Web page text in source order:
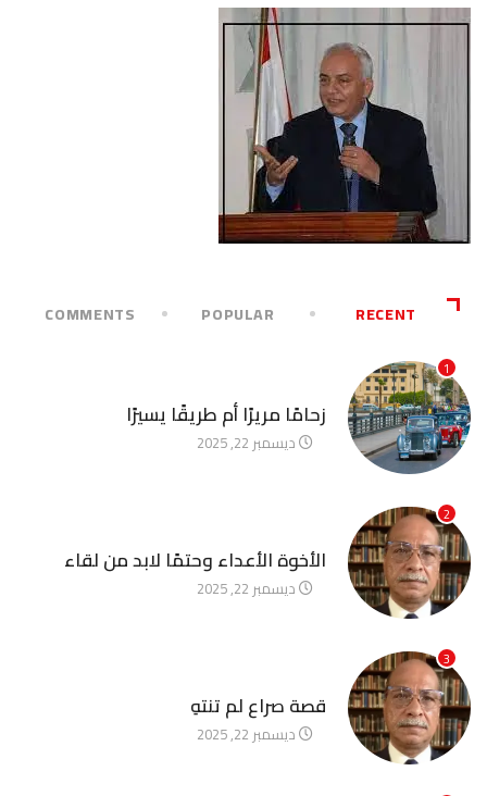
RECENT
POPULAR
COMMENTS
1
زحامًا مريرًا أم طريقًا يسيرًا
ديسمبر 22, 2025
2
الأخوة الأعداء وحتمًا لابد من لقاء
ديسمبر 22, 2025
3
قصة صراع لم تنتهِ
ديسمبر 22, 2025